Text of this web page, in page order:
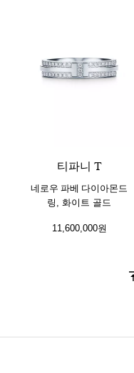
티파니 T
네로우 파베 다이아몬드
링, 화이트 골드
11,600,000원